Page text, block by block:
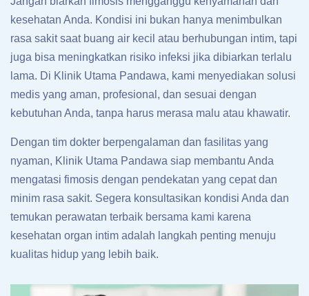
kesehatan Anda. Kondisi ini bukan hanya menimbulkan
rasa sakit saat buang air kecil atau berhubungan intim, tapi
juga bisa meningkatkan risiko infeksi jika dibiarkan terlalu
lama. Di Klinik Utama Pandawa, kami menyediakan solusi
medis yang aman, profesional, dan sesuai dengan
kebutuhan Anda, tanpa harus merasa malu atau khawatir.
Dengan tim dokter berpengalaman dan fasilitas yang
nyaman, Klinik Utama Pandawa siap membantu Anda
mengatasi fimosis dengan pendekatan yang cepat dan
minim rasa sakit. Segera konsultasikan kondisi Anda dan
temukan perawatan terbaik bersama kami karena
kesehatan organ intim adalah langkah penting menuju
kualitas hidup yang lebih baik.